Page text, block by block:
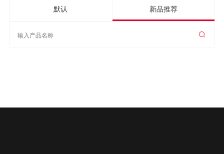
时尚轻奢风格 现代轻奢风格
法式风格
默认 新品推荐